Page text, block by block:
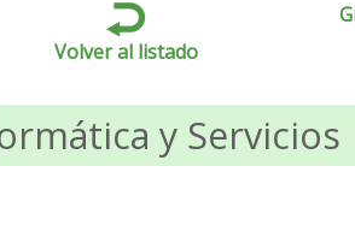
Volver al listado
y Servicios